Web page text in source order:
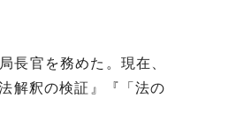
長官を務めた。現在、
解釈の検証』『「法の